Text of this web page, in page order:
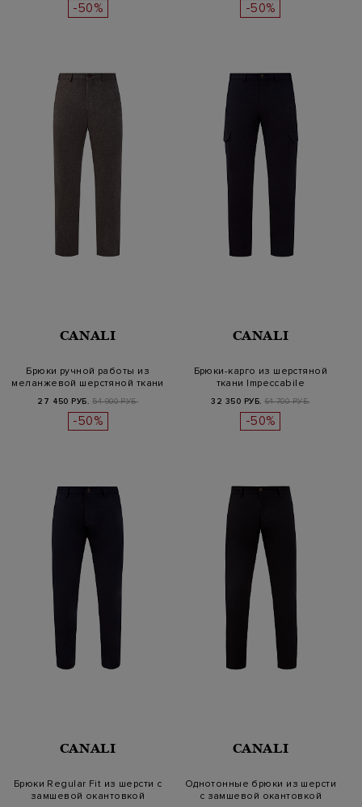
-50% -50%
CANALI
Брюки ручной работы из
меланжевой шерстяной ткани
27 450 РУБ. 54 900 РУБ.
-50%
CANALI
Брюки-карго из шерстяной
ткани Impeccabile
32 350 РУБ. 64 700 РУБ.
-50%
CANALI
Брюки Regular Fit из шерсти с
замшевой окантовкой
CANALI
Однотонные брюки из шерсти
с замшевой окантовкой